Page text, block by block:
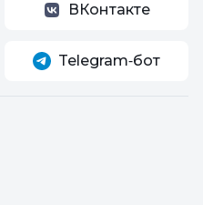
ВКонтакте
Telegram‑бот